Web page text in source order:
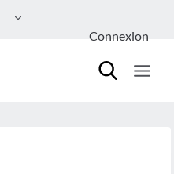
LE
Connexion